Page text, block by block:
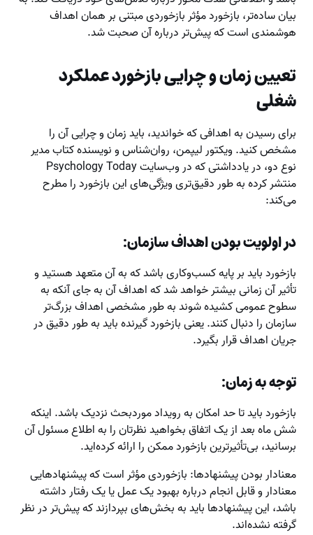
بیان ساده‌تر، بازخورد مؤثر بازخوردی مبتنی بر همان اهداف
هوشمندی است که پیش‌تر درباره آن صحبت شد.
تعیین زمان و چرایی بازخورد عملکرد
شغلی
برای رسیدن به اهدافی که خواندید، باید زمان و چرایی آن را
مشخص کنید. ویکتور لیپمن، روان‌شناس و نویسنده کتاب مدیر
منتشر کرده به طور دقیق‌تری ویژگی‌های این بازخورد را مطرح
می‌کند:
در اولویت بودن اهداف سازمان:
بازخورد باید بر پایه کسب‌وکاری باشد که به آن متعهد هستید و
تأثیر آن زمانی بیشتر خواهد شد که اهداف آن به جای آنکه به
سطوح عمومی کشیده شوند به طور مشخصی اهداف بزرگ‌تر
سازمان را دنبال کنند. یعنی بازخورد گیرنده باید به طور دقیق در
جریان اهداف قرار بگیرد.
توجه به زمان:
بازخورد باید تا حد امکان به رویداد موردبحث نزدیک باشد. اینکه
شش ماه بعد از یک اتفاق بخواهید نظرتان را به اطلاع مسئول آن
برسانید، بی‌تأثیرترین بازخورد ممکن را ارائه کرده‌اید.
معنادار بودن پیشنهادها: بازخوردی مؤثر است که پیشنهاد‌هایی
معنادار و قابل انجام درباره بهبود یک عمل یا یک رفتار داشته
باشد، این پیشنهادها باید به بخش‌های بپردازند که پیش‌تر در نظر
گرفته نشده‌اند.